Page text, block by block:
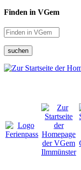
Finden in VGem
suchen